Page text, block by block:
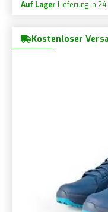
Auf Lager Lieferung in
Kostenloser